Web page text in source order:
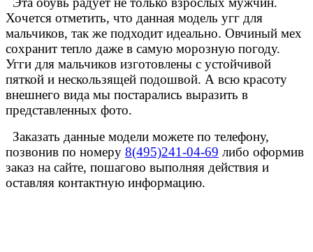
Хочется отметить, что данная модель угг для
мальчиков, так же подходит идеально. Овчиный мех
сохранит тепло даже в самую морозную погоду.
Угги для мальчиков изготовлены с устойчивой
пяткой и нескользящей подошвой. А всю красоту
внешнего вида мы постарались выразить в
представленных фото.
Заказать данные модели можете по телефону,
позвонив по номеру 8(495)241-04-69 либо оформив
заказ на сайте, пошагово выполняя действия и
оставляя контактную информацию.